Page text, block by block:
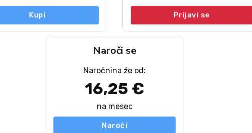
Kupi Prijavi se
Naroči se
Naročnina že od:
16,25 €
na mesec
Naroči